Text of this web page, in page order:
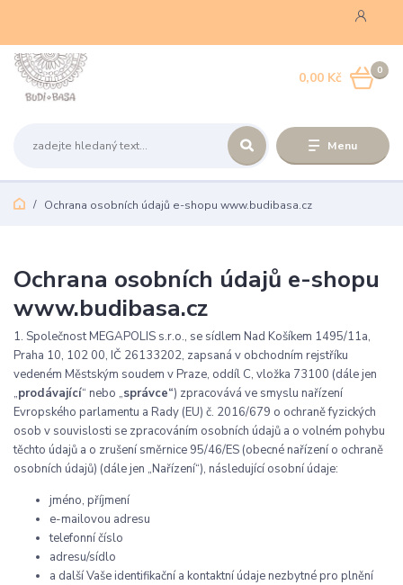
Menu
0
0,00 Kč
Ochrana osobních údajů e-shopu www.budibasa.cz
Ochrana osobních údajů e-shopu
www.budibasa.cz
1. Společnost MEGAPOLIS s.r.o., se sídlem Nad Košíkem 1495/11a,
Praha 10, 102 00, IČ 26133202, zapsaná v obchodním rejstříku
vedeném Městským soudem v Praze, oddíl C, vložka 73100 (dále jen
„prodávající“ nebo „správce“) zpracovává ve smyslu nařízení
Evropského parlamentu a Rady (EU) č. 2016/679 o ochraně fyzických
osob v souvislosti se zpracováním osobních údajů a o volném pohybu
těchto údajů a o zrušení směrnice 95/46/ES (obecné nařízení o ochraně
osobních údajů) (dále jen „Nařízení“), následující osobní údaje:
jméno, příjmení
e-mailovou adresu
telefonní číslo
adresu/sídlo
a další Vaše identifikační a kontaktní údaje nezbytné pro plnění